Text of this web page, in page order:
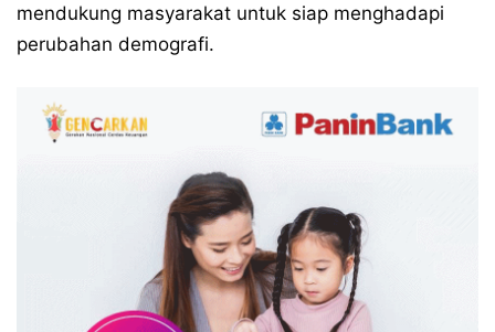
mendukung masyarakat untuk siap menghadapi
perubahan demografi.